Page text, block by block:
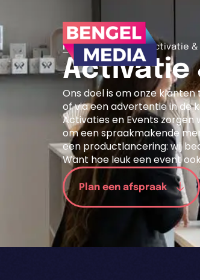
Home>Diensten> Activatie
Activatie
Ons doel is om onze
of via een advertentie in de
Activaties en Events zorgen
om een spraakmakende
een productlancering: wij
Want hoe leuk een event
Plan een afspraak